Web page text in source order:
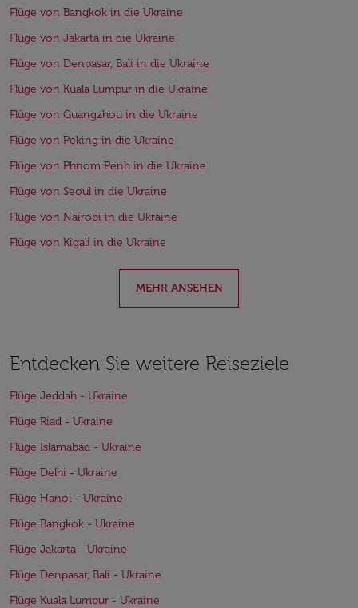
Flüge von Bangkok in die Ukraine
Flüge von Jakarta in die Ukraine
Flüge von Denpasar, Bali in die Ukraine
Flüge von Kuala Lumpur in die Ukraine
Flüge von Guangzhou in die Ukraine
Flüge von Peking in die Ukraine
Flüge von Phnom Penh in die Ukraine
Flüge von Seoul in die Ukraine
Flüge von Nairobi in die Ukraine
Flüge von Kigali in die Ukraine
MEHR ANSEHEN
Entdecken Sie weitere Reiseziele
Flüge Jeddah - Ukraine
Flüge Riad - Ukraine
Flüge Islamabad - Ukraine
Flüge Delhi - Ukraine
Flüge Hanoi - Ukraine
Flüge Bangkok - Ukraine
Flüge Jakarta - Ukraine
Flüge Denpasar, Bali - Ukraine
Flüge Kuala Lumpur - Ukraine